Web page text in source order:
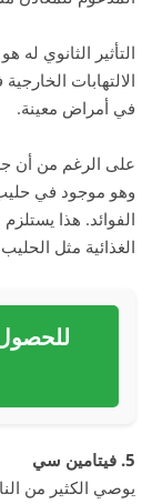
التأثير الثانوي
الالتهابات
في أمراض معينة.
على الرغم من أن
وهو موجود في حليب
الفوائد. هذا
الغذائية مثل
5. فيتامين سي
يوصي الكثير من